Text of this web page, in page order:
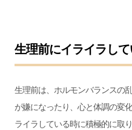
生理前にイライラし
生理前は、ホルモンバランスの
が嫌になったり、心と体調の変
ライラしている時に積極的に取